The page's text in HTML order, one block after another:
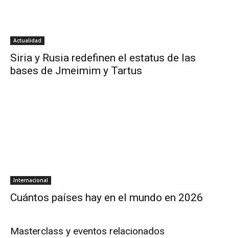
Actualidad
Siria y Rusia redefinen el estatus de las
bases de Jmeimim y Tartus
Internacional
Cuántos países hay en el mundo en 2026
Masterclass y eventos relacionados